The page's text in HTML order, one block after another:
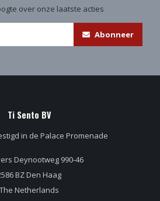
over onze laatste acties
Abonneer
Ti Sento BV
in de Palace Promenade
Deynootweg 990-46
BZ Den Haag
The Netherlands